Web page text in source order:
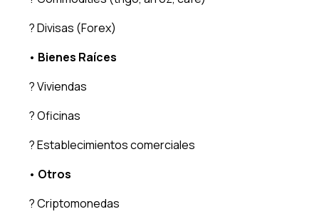
? Divisas (Forex)
• Bienes Raíces
? Viviendas
? Oficinas
? Establecimientos comerciales
• Otros
? Criptomonedas